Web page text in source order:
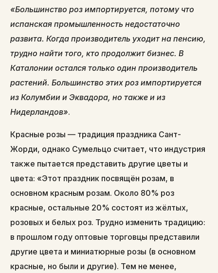
«Большинство роз импортируется, потому что
испанская промышленность недостаточно
развита. Когда производитель уходит на пенсию,
трудно найти того, кто продолжит бизнес. В
Каталонии остался только один производитель
растений. Большинство этих роз импортируется
из Колумбии и Эквадора, но также и из
Нидерландов».
Красные розы — традиция праздника Сант-
Жорди, однако Сумельцо считает, что индустрия
также пытается представить другие цветы и
цвета: «Этот праздник посвящён розам, в
основном красным розам. Около 80% роз
красные, остальные 20% состоят из жёлтых,
розовых и белых роз. Трудно изменить традицию:
в прошлом году оптовые торговцы представили
другие цвета и миниатюрные розы (в основном
красные, но были и другие). Тем не менее,